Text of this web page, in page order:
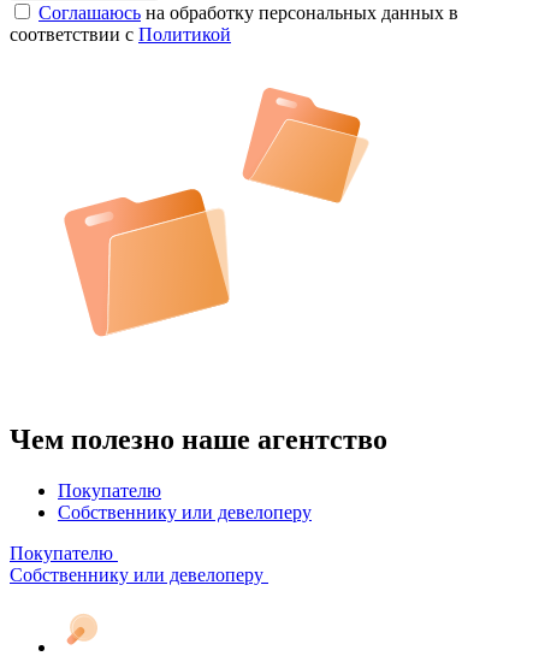
Соглашаюсь на обработку персональных данных в
соответствии с Политикой
Чем полезно наше агентство
Покупателю
Собственнику или девелоперу
Покупателю
Собственнику или девелоперу